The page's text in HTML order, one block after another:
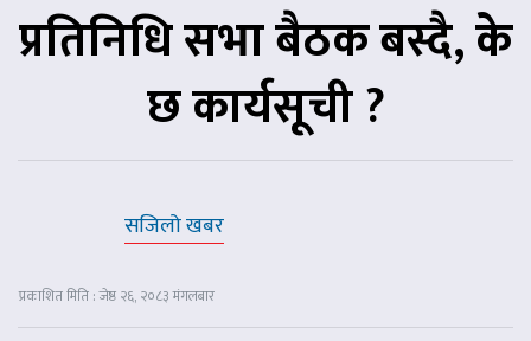
प्रतिनिधि सभा बैठक बस्दै, के
छ कार्यसूची ?
सजिलो खबर
प्रकाशित मिति : जेष्ठ २६, २०८३ मंगलबार